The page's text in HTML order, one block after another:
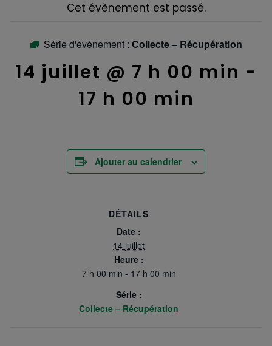
Cet évènement est passé.
Série d'événement : Collecte – Récupération
14 juillet @ 7 h 00 min -
17 h 00 min
Ajouter au calendrier
DÉTAILS
Date :
14 juillet
Heure :
7 h 00 min - 17 h 00 min
Série :
Collecte – Récupération